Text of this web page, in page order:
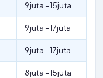
9juta – 15juta
9juta – 17juta
9juta – 17juta
8juta – 15juta